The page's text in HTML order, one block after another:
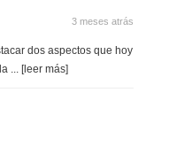
3 meses atrás
dos aspectos que hoy
... [leer más]